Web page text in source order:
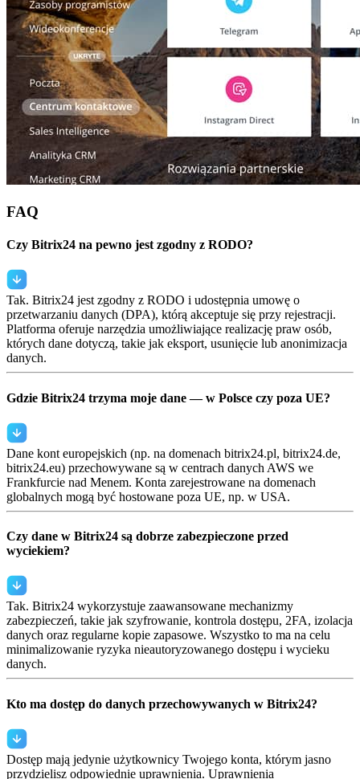
FAQ
Czy Bitrix24 na pewno jest zgodny z RODO?
Tak. Bitrix24 jest zgodny z RODO i udostępnia umowę o
przetwarzaniu danych (DPA), którą akceptuje się przy rejestracji.
Platforma oferuje narzędzia umożliwiające realizację praw osób,
których dane dotyczą, takie jak eksport, usunięcie lub anonimizacja
danych.
Gdzie Bitrix24 trzyma moje dane — w Polsce czy poza UE?
Dane kont europejskich (np. na domenach bitrix24.pl, bitrix24.de,
bitrix24.eu) przechowywane są w centrach danych AWS we
Frankfurcie nad Menem. Konta zarejestrowane na domenach
globalnych mogą być hostowane poza UE, np. w USA.
Czy dane w Bitrix24 są dobrze zabezpieczone przed
wyciekiem?
Tak. Bitrix24 wykorzystuje zaawansowane mechanizmy
zabezpieczeń, takie jak szyfrowanie, kontrola dostępu, 2FA, izolacja
danych oraz regularne kopie zapasowe. Wszystko to ma na celu
minimalizowanie ryzyka nieautoryzowanego dostępu i wycieku
danych.
Kto ma dostęp do danych przechowywanych w Bitrix24?
Dostęp mają jedynie użytkownicy Twojego konta, którym jasno
przydzielisz odpowiednie uprawnienia. Uprawnienia